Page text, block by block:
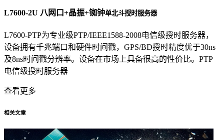
L7600-2U 八网口+晶振+铷钟单北斗授时服务器
L7600-PTP为专业级PTP/IEEE1588-2008电信级授时服务器，
设备拥有千兆端口和硬件时间戳，GPS/BD授时精度优于30ns
及8ns时间戳分辨率。设备在市场上具备很高的性价比。PTP
电信级授时服务器
查看更多
相关文章